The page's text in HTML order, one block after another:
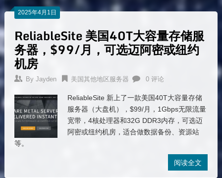
2025年4月1日
ReliableSite 美国40T大容量存储服
务器，$99/月，可选迈阿密或纽约
机房
By Jayden 美国其他地区服务器 0 评论
ReliableSite 新上了一款美国40T大容量存储
服务器（大盘机），$99/月，1Gbps无限流量
宽带，4核处理器和32G DDR3内存，可选迈
阿密或纽约机房，适合做数据备份、资源站
等。
阅读全文